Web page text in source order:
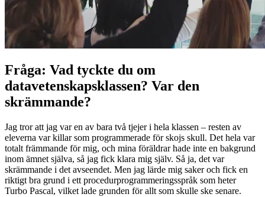
Fråga: Vad tyckte du om
datavetenskapsklassen? Var den
skrämmande?
Jag tror att jag var en av bara två tjejer i hela klassen – resten av
eleverna var killar som programmerade för skojs skull. Det hela var
totalt främmande för mig, och mina föräldrar hade inte en bakgrund
inom ämnet själva, så jag fick klara mig själv. Så ja, det var
skrämmande i det avseendet. Men jag lärde mig saker och fick en
riktigt bra grund i ett procedurprogrammeringsspråk som heter
Turbo Pascal, vilket lade grunden för allt som skulle ske senare.